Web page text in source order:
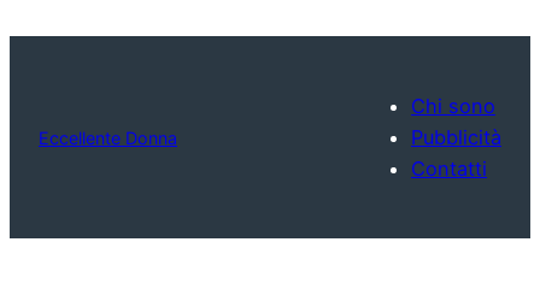
Eccellente Donna
Chi sono
Pubblicità
Contatti